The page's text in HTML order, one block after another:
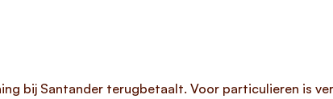
bij Santander terugbetaalt. Voor particulieren is